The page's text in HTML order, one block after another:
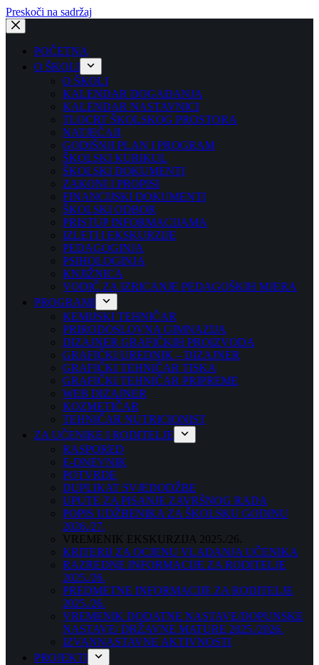
Preskoči na sadržaj
POČETNA
O ŠKOLI
O ŠKOLI
KALENDAR DOGAĐANJA
KALENDAR NASTAVNICI
TLOCRT ŠKOLSKOG PROSTORA
NATJEČAJI
GODIŠNJI PLAN I PROGRAM
ŠKOLSKI KURIKUL
ŠKOLSKI DOKUMENTI
ZAKONI I PROPISI
FINANCIJSKI DOKUMENTI
ŠKOLSKI ODBOR
PRISTUP INFORMACIJAMA
IZLETI I EKSKURZIJE
PEDAGOGINJA
PSIHOLOGINJA
KNJIŽNICA
VODIČ ZA IZRICANJE PEDAGOŠKIH MJERA
PROGRAMI
KEMIJSKI TEHNIČAR
PRIRODOSLOVNA GIMNAZIJA
DIZAJNER GRAFIČKIH PROIZVODA
GRAFIČKI UREDNIK – DIZAJNER
GRAFIČKI TEHNIČAR TISKA
GRAFIČKI TEHNIČAR PRIPREME
WEB DIZAJNER
KOZMETIČAR
TEHNIČAR NUTRICIONIST
ZA UČENIKE I RODITELJE
RASPORED
E-DNEVNIK
POTVRDE
DUPLIKAT SVJEDODŽBE
UPUTE ZA PISANJE ZAVRŠNOG RADA
POPIS UDŽBENIKA ZA ŠKOLSKU GODINU
2026./27.
VREMENIK EKSKURZIJA 2025./26.
KRITERIJ ZA OCJENU VLADANJA UČENIKA
RAZREDNE INFORMACIJE ZA RODITELJE
2025./26.
PREDMETNE INFORMACIJE ZA RODITELJE
2025./26.
VREMENIK DODATNE NASTAVE/DOPUNSKE
NASTAVE/ DRŽAVNE MATURE 2025./2026.
IZVANNASTAVNE AKTIVNOSTI
PROJEKTI